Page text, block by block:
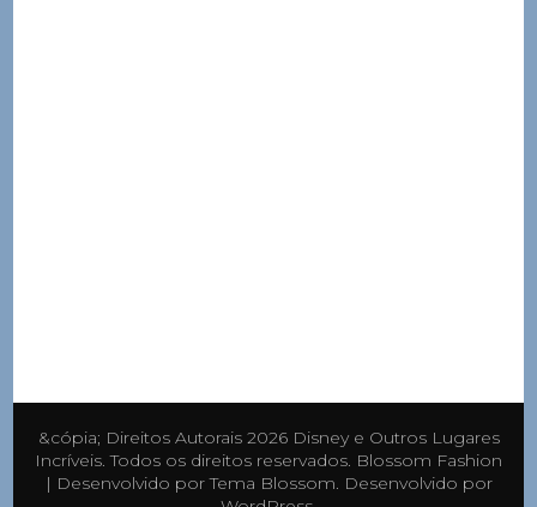
&cópia; Direitos Autorais 2026 Disney e Outros Lugares
Incríveis. Todos os direitos reservados. Blossom Fashion
| Desenvolvido porTema Blossom. Desenvolvido por